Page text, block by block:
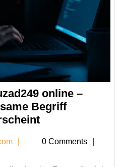
online –
Begriff
what
0 Comments